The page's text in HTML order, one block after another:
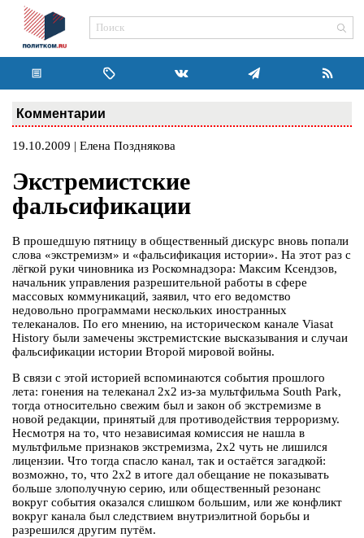
Комментарии
19.10.2009 | Елена Позднякова
Экстремистские
фальсификации
В прошедшую пятницу в общественный дискурс вновь попали
слова «экстремизм» и «фальсификация истории». На этот раз с
лёгкой руки чиновника из Роскомнадзора: Максим Ксендзов,
начальник управления разрешительной работы в сфере
массовых коммуникаций, заявил, что его ведомство
недовольно программами нескольких иностранных
телеканалов. По его мнению, на историческом канале Viasat
History были замечены экстремистские высказывания и случаи
фальсификации истории Второй мировой войны.
В связи с этой историей вспоминаются события прошлого
лета: гонения на телеканал 2х2 из-за мультфильма South Park,
тогда относительно свежим был и закон об экстремизме в
новой редакции, принятый для противодействия терроризму.
Несмотря на то, что независимая комиссия не нашла в
мультфильме признаков экстремизма, 2х2 чуть не лишился
лицензии. Что тогда спасло канал, так и остаётся загадкой:
возможно, то, что 2х2 в итоге дал обещание не показывать
больше злополучную серию, или общественный резонанс
вокруг события оказался слишком большим, или же конфликт
вокруг канала был следствием внутриэлитной борьбы и
разрешился другим путём.